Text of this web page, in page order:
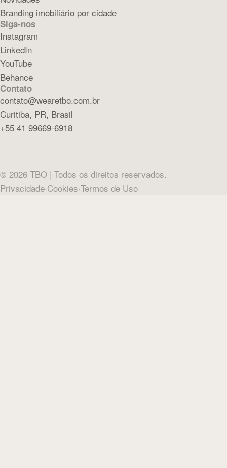
Branding imobiliário por cidade
Siga-nos
Instagram
LinkedIn
YouTube
Behance
Contato
contato@wearetbo.com.br
Curitiba, PR, Brasil
+55 41 99669-6918
© 2026 TBO | Todos os direitos reservados.
Privacidade·Cookies·Termos de Uso